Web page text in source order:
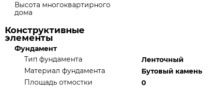
Высота многоквартирного
дома
Конструктивные
элементы
Фундамент
Тип фундамента
Ленточный
Материал фундамента
Бутовый камень
Площадь отмостки
0